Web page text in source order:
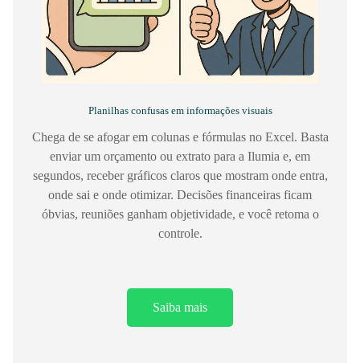
Planilhas confusas em informações visuais
Chega de se afogar em colunas e fórmulas no Excel. Basta
enviar um orçamento ou extrato para a Ilumia e, em
segundos, receber gráficos claros que mostram onde entra,
onde sai e onde otimizar. Decisões financeiras ficam
óbvias, reuniões ganham objetividade, e você retoma o
controle.
Saiba mais